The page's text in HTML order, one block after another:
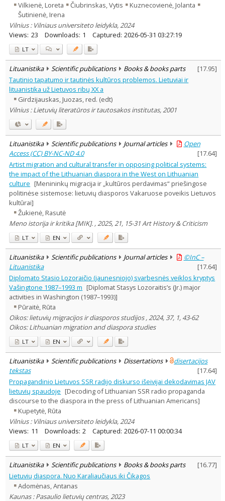
Vilkienė, Loreta
Čiubrinskas, Vytis
Kuznecovienė, Jolanta
Šutinienė, Irena
Vilnius : Vilniaus universiteto leidykla, 2024
Views: 23 Downloads: 1 Captured: 2026-05-31 03:27:19
LT
Lituanistika Scientific publications Books & books parts [17.95]
Tautinio tapatumo ir tautinės kultūros problemos. Lietuviai ir
lituanistika už Lietuvos ribų XX a
Girdzijauskas, Juozas, red. (edt)
Vilnius : Lietuvių literatūros ir tautosakos institutas, 2001
Lituanistika Scientific publications Journal articles
Open
Access (CC) BY-NC-ND 4.0
[17.64]
Artist migration and cultural transfer in opposing political systems:
the impact of the Lithuanian diaspora in the West on Lithuanian
culture [Menininkų migracija ir „kultūros perdavimas“ priešingose
politinėse sistemose: lietuvių diasporos Vakaruose poveikis Lietuvos
kultūrai]
Žukienė, Rasutė
Meno istorija ir kritika [MIK]. , 2025, 21, 15-31 Art History & Criticism
LT EN
Lituanistika Scientific publications Journal articles
©InC –
Lituanistika
[17.64]
Diplomato Stasio Lozoraičio (jaunesniojo) svarbesnės veiklos kryptys
Vašingtone 1987–1993 m [Diplomat Stasys Lozoraitis’s (Jr.) major
activities in Washington (1987–1993)]
Pūraitė, Rūta
Oikos: lietuvių migracijos ir diasporos studijos , 2024, 37, 1, 43-62
Oikos: Lithuanian migration and diaspora studies
LT EN
Lituanistika Scientific publications Dissertations
disertacijos
tekstas
[17.64]
Propagandinio Lietuvos SSR radijo diskurso išeivijai dekodavimas JAV
lietuvių spaudoje [Decoding of Lithuanian SSR radio propaganda
discourse to the diaspora in the press of Lithuanian Americans]
Kupetytė, Rūta
Vilnius : Vilniaus universiteto leidykla, 2024
Views: 11 Downloads: 2 Captured: 2026-07-11 00:00:34
LT EN
Lituanistika Scientific publications Books & books parts [16.77]
Lietuvių diaspora. Nuo Karaliaučiaus iki Čikagos
Adomėnas, Antanas
Kaunas : Pasaulio lietuvių centras, 2023